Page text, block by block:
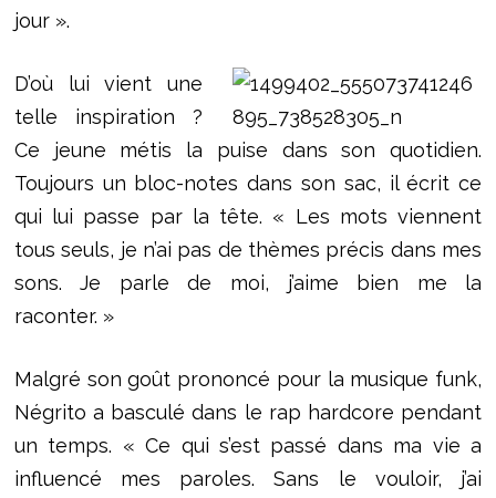
jour ».
D’où lui vient une
telle inspiration ?
Ce jeune métis la puise dans son quotidien.
Toujours un bloc-notes dans son sac, il écrit ce
qui lui passe par la tête. « Les mots viennent
tous seuls, je n’ai pas de thèmes précis dans mes
sons. Je parle de moi, j’aime bien me la
raconter. »
Malgré son goût prononcé pour la musique funk,
Négrito a basculé dans le rap hardcore pendant
un temps. « Ce qui s’est passé dans ma vie a
influencé mes paroles. Sans le vouloir, j’ai